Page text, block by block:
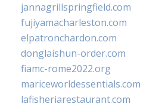
jannagrillspringfield.com
fujiyamacharleston.com
elpatronchardon.com
donglaishun-order.com
fiamc-rome2022.org
mariceworldessentials.com
lafisheriarestaurant.com